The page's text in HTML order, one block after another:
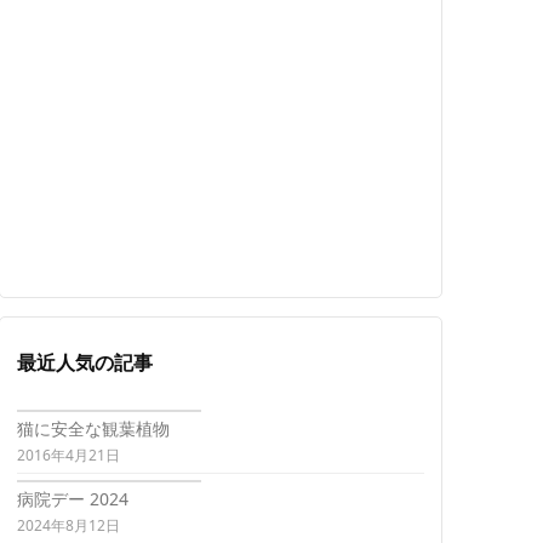
最近人気の記事
猫に安全な観葉植物
2016年4月21日
病院デー 2024
2024年8月12日